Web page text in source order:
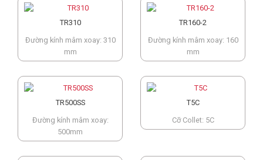
TR310
Đường kính mâm xoay: 310
mm
TR160-2
Đường kính mâm xoay: 160
mm
TR500SS
Đường kính mâm xoay:
500mm
T5C
Cỡ Collet: 5C